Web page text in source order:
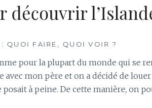
découvrir
QUOI FAIRE, QUOI VOIR ?
pour la plupart du monde qui se
avec mon père et on a décidé de
posait à peine. De cette manière, on